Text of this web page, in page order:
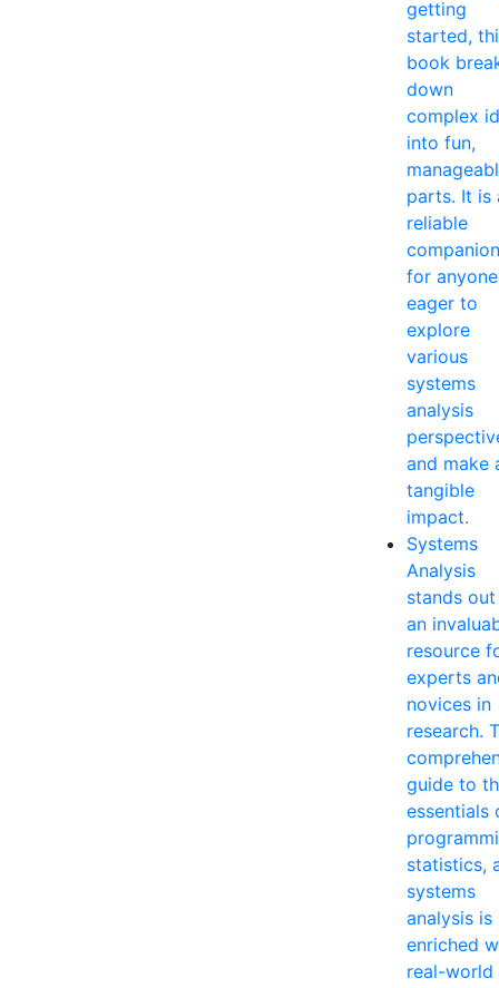
getting
started,
book
down
complex
into fun,
parts. It is
reliable
companion
for anyone
eager to
explore
various
systems
analysis
and make
tangible
impact.
Systems
Analysis
stands out
an
resource
experts
novices in
research.
guide to
essentials
statistics,
systems
analysis is
enriched
real-world